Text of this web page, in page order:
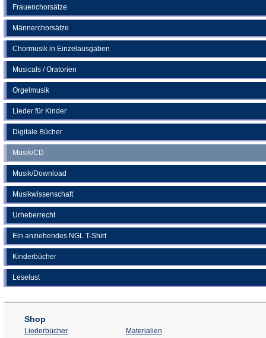
Frauenchorsätze
Männerchorsätze
Chormusik in Einzelausgaben
Musicals / Oratorien
Orgelmusik
Lieder für Kinder
Digitale Bücher
Musik/CD
Musik/Download
Musikwissenschaft
Urheberrecht
Ein anziehendes NGL T-Shirt
Kinderbücher
Leselust
Shop
Liederbücher Materialien